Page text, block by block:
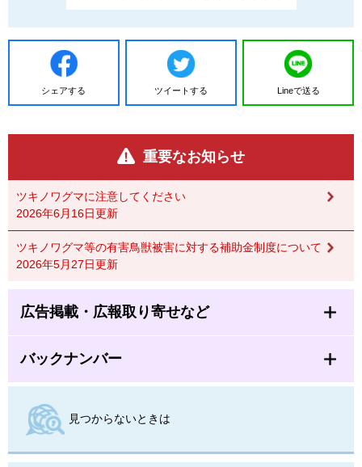
シェアする ツイートする Lineで送る
重要なお知らせ
ツキノワグマに注意してください
2026年6月16日更新
ツキノワグマ等の有害鳥獣被害に対する補助金制度について
2026年5月27日更新
広告掲載・広報取り寄せなど
バックナンバー
見つからないときは